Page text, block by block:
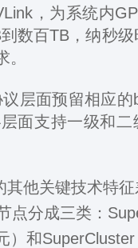
，为系统内
数百TB，纳秒
层面预留相应
面支持一级和
关键技术特征
点分成三类：
）和